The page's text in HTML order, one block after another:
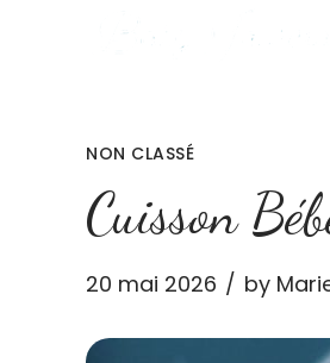
NON CLASSÉ
Cuisson
20 mai 2026 by